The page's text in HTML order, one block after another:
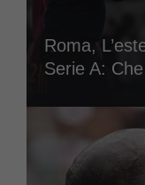
Roma,
Serie A: